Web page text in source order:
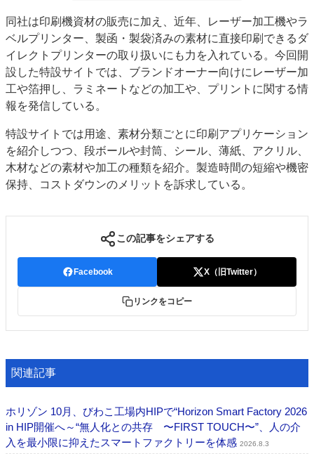
発刊案内
JFPI印刷用語集 印刷機材年鑑
運営
会社案内
購読・購入申し込み
サイトポリシー
お問い合わせ
同社は印刷機資材の販売に加え、近年、レーザー加工機やラ
ベルプリンター、製函・製袋済みの素材に直接印刷できるダ
イレクトプリンターの取り扱いにも力を入れている。今回開
設した特設サイトでは、ブランドオーナー向けにレーザー加
工や箔押し、ラミネートなどの加工や、プリントに関する情
報を発信している。
特設サイトでは用途、素材分類ごとに印刷アプリケーション
を紹介しつつ、段ボールや封筒、シール、薄紙、アクリル、
木材などの素材や加工の種類を紹介。製造時間の短縮や機密
保持、コストダウンのメリットを訴求している。
この記事をシェアする
Facebook X（旧Twitter）
リンクをコピー
関連記事
ホリゾン 10月、びわこ工場内HIPで“Horizon Smart Factory 2026
in HIP開催へ～“無人化との共存 〜FIRST TOUCH〜”、人の介
入を最小限に抑えたスマートファクトリーを体感 2026.8.3